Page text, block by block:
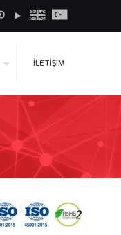
İLETİŞİM